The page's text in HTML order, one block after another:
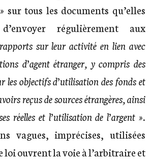
sur tous les documents qu’elles
régulièrement aux
sur leur activité en lien avec
d’agent étranger, y compris des
les objectifs d’utilisation des fonds et
reçus de sources étrangères, ainsi
réelles et l’utilisation de l’argent ».
vagues, imprécises, utilisées
loi ouvrent la voie à l’arbitraire et